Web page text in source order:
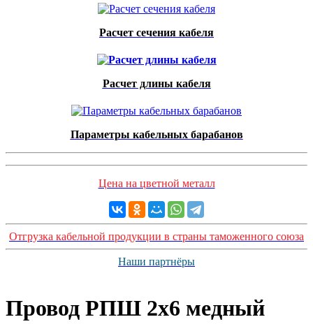
Расчет сечения кабеля
Расчет длины кабеля
Параметры кабельных барабанов
Цена на цветной металл
Отгрузка кабельной продукции в страны таможенного союза
Наши партнёры
Провод РПШ 2x6 медный